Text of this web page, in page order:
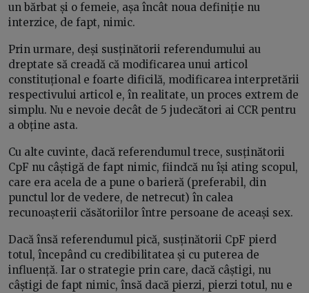
un bărbat și o femeie, așa încât noua definiție nu
interzice, de fapt, nimic.
Prin urmare, deși susținătorii referendumului au
dreptate să creadă că modificarea unui articol
constituțional e foarte dificilă, modificarea interpretării
respectivului articol e, în realitate, un proces extrem de
simplu. Nu e nevoie decât de 5 judecători ai CCR pentru
a obține asta.
Cu alte cuvinte, dacă referendumul trece, susținătorii
CpF nu câștigă de fapt nimic, fiindcă nu își ating scopul,
care era acela de a pune o barieră (preferabil, din
punctul lor de vedere, de netrecut) în calea
recunoașterii căsătoriilor între persoane de aceași sex.
Dacă însă referendumul pică, susținătorii CpF pierd
totul, începând cu credibilitatea și cu puterea de
influență. Iar o strategie prin care, dacă câștigi, nu
câștigi de fapt nimic, însă dacă pierzi, pierzi totul, nu e